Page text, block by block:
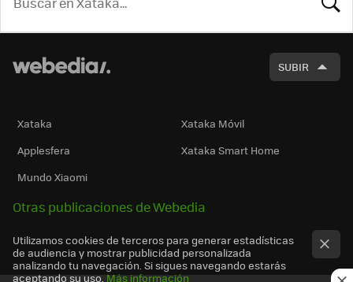
SUBIR
Xataka
Xataka Móvil
Applesfera
Xataka Smart Home
Mundo Xiaomi
Otras publicaciones de Webedia
Utilizamos cookies de terceros para generar estadísticas
de audiencia y mostrar publicidad personalizada
analizando tu navegación. Si sigues navegando estarás
aceptando su uso. Más información